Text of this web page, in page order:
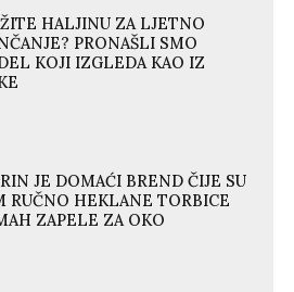
HALJINU ZA LJETNO
PRONAŠLI SMO
KOJI IZGLEDA KAO IZ
JE DOMAĆI BREND ČIJE SU
RUČNO HEKLANE TORBICE
ZAPELE ZA OKO